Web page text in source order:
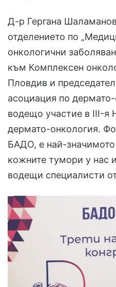
Д-р Гергана
отделението по
онкологични
към Комплексен
Пловдив и
асоциация по
водещо участие в III-я
дермато-онкология.
БАДО, е най-значимото
кожните тумори у нас
водещи специалисти